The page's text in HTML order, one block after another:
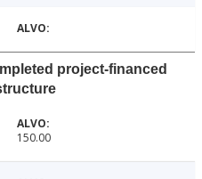
project-financed
150.00